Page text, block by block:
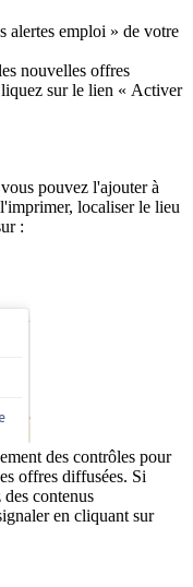
alertes emploi » de votre
nouvelles offres
sur le lien « Activer
pouvez l'ajouter à
localiser le lieu
:
des contrôles pour
offres diffusées. Si
contenus
en cliquant sur